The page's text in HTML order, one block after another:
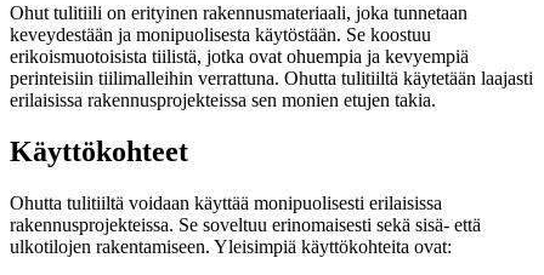
Ohut tulitiili on erityinen rakennusmateriaali, joka tunnetaan
keveydestään ja monipuolisesta käytöstään. Se koostuu
erikoismuotoisista tiilistä, jotka ovat ohuempia ja kevyempiä
perinteisiin tiilimalleihin verrattuna. Ohutta tulitiiltä käytetään laajasti
erilaisissa rakennusprojekteissa sen monien etujen takia.
Käyttökohteet
Ohutta tulitiiltä voidaan käyttää monipuolisesti erilaisissa
rakennusprojekteissa. Se soveltuu erinomaisesti sekä sisä- että
ulkotilojen rakentamiseen. Yleisimpiä käyttökohteita ovat: